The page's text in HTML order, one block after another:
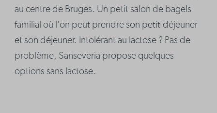
au centre de Bruges. Un petit salon de bagels
familial où l'on peut prendre son petit-déjeuner
et son déjeuner. Intolérant au lactose ? Pas de
problème, Sanseveria propose quelques
options sans lactose.